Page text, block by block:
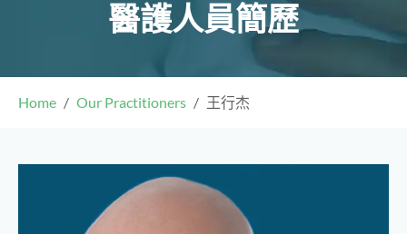
醫護人員簡歷
Home Our Practitioners 王行杰